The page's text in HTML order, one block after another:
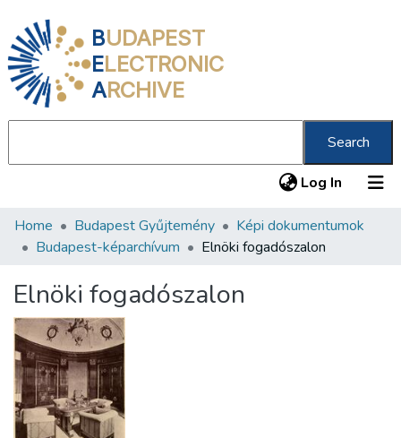
BUDAPEST
ELECTRONIC
ARCHIVE
Search
Log In (current)
Communities & Collections
Statistics
About us
Home Budapest Gyűjtemény
Képi dokumentumok
Budapest-képarchívum
Elnöki fogadószalon
Elnöki fogadószalon